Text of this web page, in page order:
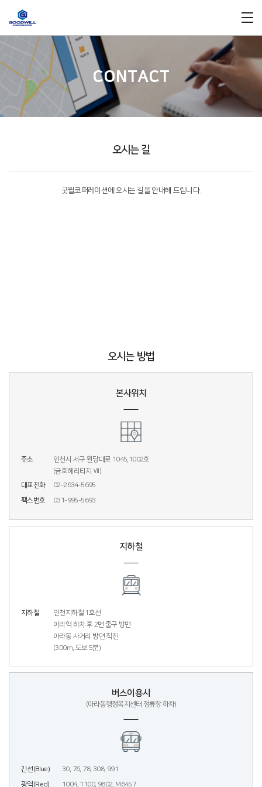
CONTACT
오시는 길
굿윌코퍼레이션에 오시는 길을 안내해 드립니다.
오시는 방법
본사위치
주소
인천시 서구 원당대로 1045,1002호
(금호헤리티지 Ⅶ)
대표전화
02-2634-5695
팩스번호
031-995-5693
지하철
지하철
인천지하철 1호선
아라역 하차 후 2번 출구 방면
아라동 사거리 방면 직진
(300m, 도보 5분)
버스이용시
(아라동행정복지센터 정류장 하차)
간선(Blue)
30, 76, 78, 308, 991
광역(Red)
1004, 1100, 9802, M6457